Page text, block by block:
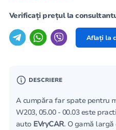
Verificați prețul la
Aflați la
DESCRIERE
A cumpăra far spate pentru
W203, 05.00 - 00.03 este
auto EVryCAR. O gamă largă